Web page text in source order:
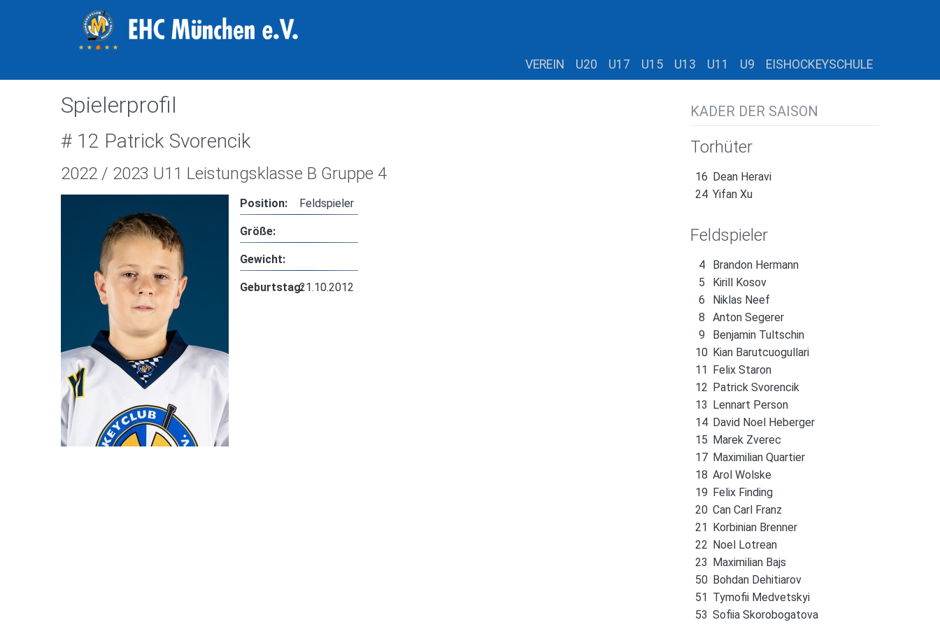
VEREIN U20 U17 U15 U13 U11 U9 EISHOCKEYSCHULE
Spielerprofil
# 12 Patrick Svorencik
2022 / 2023 U11 Leistungsklasse B Gruppe 4
Position: Feldspieler
Größe:
Gewicht:
Geburtstag:21.10.2012
KADER DER SAISON
Torhüter
16 Dean Heravi
24 Yifan Xu
Feldspieler
4
Brandon Hermann
5
Kirill Kosov
6
Niklas Neef
8
Anton Segerer
9
Benjamin Tultschin
10 Kian Barutcuogullari
11 Felix Staron
12 Patrick Svorencik
13 Lennart Person
14 David Noel Heberger
15 Marek Zverec
17 Maximilian Quartier
18 Arol Wolske
19 Felix Finding
20 Can Carl Franz
21 Korbinian Brenner
22 Noel Lotrean
23 Maximilian Bajs
50 Bohdan Dehitiarov
51 Tymofii Medvetskyi
53 Sofiia Skorobogatova